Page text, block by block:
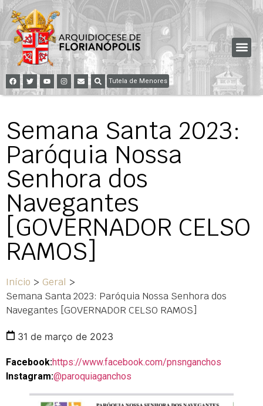
Tutela de Menores
Semana Santa 2023:
Paróquia Nossa
Senhora dos
Navegantes
[GOVERNADOR CELSO
RAMOS]
Início > Geral >
Semana Santa 2023: Paróquia Nossa Senhora dos
Navegantes [GOVERNADOR CELSO RAMOS]
31 de março de 2023
Facebook:https://www.facebook.com/pnsnganchos
Instagram:@paroquiaganchos